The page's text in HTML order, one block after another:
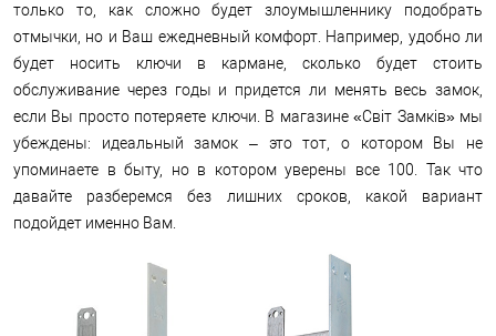
только то, как сложно будет злоумышленнику подобрать
отмычки, но и Ваш ежедневный комфорт. Например, удобно ли
будет носить ключи в кармане, сколько будет стоить
обслуживание через годы и придется ли менять весь замок,
если Вы просто потеряете ключи. В магазине «Світ Замків» мы
убеждены: идеальный замок – это тот, о котором Вы не
упоминаете в быту, но в котором уверены все 100. Так что
давайте разберемся без лишних сроков, какой вариант
подойдет именно Вам.